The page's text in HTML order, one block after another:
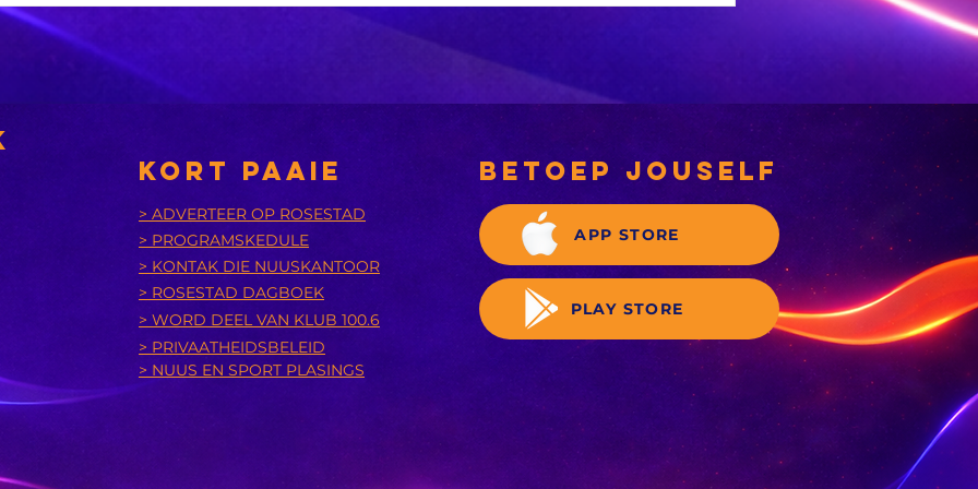
nuwe
munisipaliteit
burgemeesterskandidate
is deeglik gekeur’
betoep jouself
APP STORE
PLAY STORE
KORT PAAIE
> ADVERTEER OP ROSESTAD
> PROGRAMSKEDULE
> KONTAK DIE NUUSKANTOOR
> ROSESTAD DAGBOEK
> WORD DEEL VAN KLUB 100.6
> PRIVAATHEIDSBELEID
> NUUS EN SPORT PLASINGS